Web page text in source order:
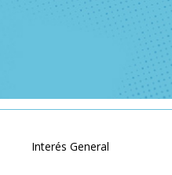
Interés General